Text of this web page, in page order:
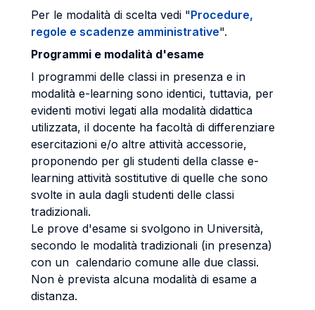
Per le modalità di scelta vedi "Procedure,
regole e scadenze amministrative".
Programmi e modalità d'esame
I programmi delle classi in presenza e in
modalità e-learning sono identici, tuttavia, per
evidenti motivi legati alla modalità didattica
utilizzata, il docente ha facoltà di differenziare
esercitazioni e/o altre attività accessorie,
proponendo per gli studenti della classe e-
learning attività sostitutive di quelle che sono
svolte in aula dagli studenti delle classi
tradizionali.
Le prove d'esame si svolgono in Università,
secondo le modalità tradizionali (in presenza)
con un calendario comune alle due classi.
Non è prevista alcuna modalità di esame a
distanza.